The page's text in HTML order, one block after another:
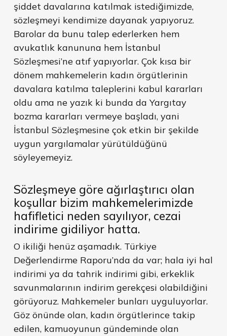
şiddet davalarına katılmak istediğimizde,
sözleşmeyi kendimize dayanak yapıyoruz.
Barolar da bunu talep ederlerken hem
avukatlık kanununa hem İstanbul
Sözleşmesi’ne atıf yapıyorlar. Çok kısa bir
dönem mahkemelerin kadın örgütlerinin
davalara katılma taleplerini kabul kararları
oldu ama ne yazık ki bunda da Yargıtay
bozma kararları vermeye başladı, yani
İstanbul Sözleşmesine çok etkin bir şekilde
uygun yargılamalar yürütüldüğünü
söyleyemeyiz.
Sözleşmeye göre ağırlaştırıcı olan
koşullar bizim mahkemelerimizde
hafifletici neden sayılıyor, cezai
indirime gidiliyor hatta.
O ikiliği henüz aşamadık. Türkiye
Değerlendirme Raporu’nda da var; hala iyi hal
indirimi ya da tahrik indirimi gibi, erkeklik
savunmalarının indirim gerekçesi olabildiğini
görüyoruz. Mahkemeler bunları uyguluyorlar.
Göz önünde olan, kadın örgütlerince takip
edilen, kamuoyunun gündeminde olan